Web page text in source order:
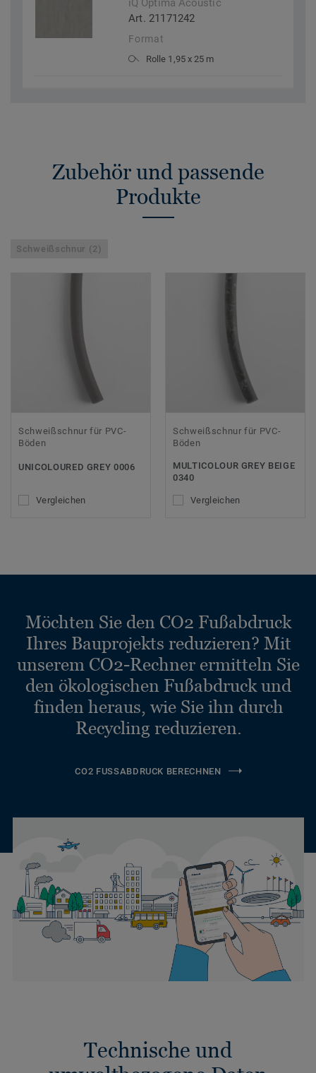
iQ Optima Acoustic
Art. 21171242
Format
Rolle 1,95 x 25 m
Zubehör und passende
Produkte
Schweißschnur (2)
Schweißschnur für PVC-
Böden
UNICOLOURED GREY 0006
Vergleichen
Schweißschnur für PVC-
Böden
MULTICOLOUR GREY BEIGE
0340
Vergleichen
Möchten Sie den CO2 Fußabdruck
Ihres Bauprojekts reduzieren? Mit
unserem CO2-Rechner ermitteln Sie
den ökologischen Fußabdruck und
finden heraus, wie Sie ihn durch
Recycling reduzieren.
CO2 FUSSABDRUCK BERECHNEN
Technische und